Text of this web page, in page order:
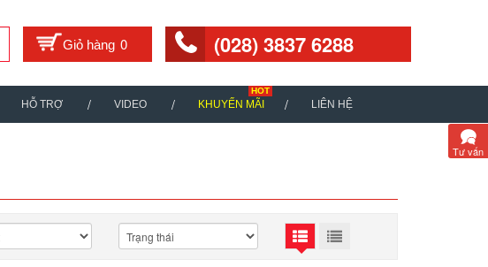
0 (028) 3837 6288
HỖ TRỢ VIDEO KHUYẾN MÃI LIÊN HỆ
Tư vấn